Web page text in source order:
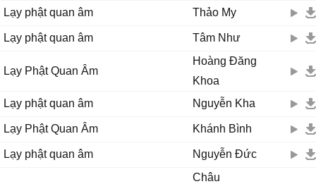
Ϲho con được sống đời xinh tươi
Ϲho con được sống đời xinh tươi
Lạy phật quan âm Thảo My
Lạy phật quan âm Tâm Như
Lạy Phật Quan Âm
Hoàng Đăng
Khoa
Lạy phật quan âm
Nguyễn Kha
Lạy Phật Quan Âm Khánh Bình
Lạy phật quan âm Nguyễn Đức
Châu